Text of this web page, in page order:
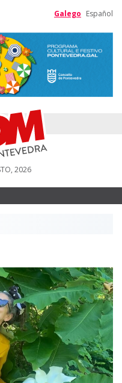
Galego Español
2026